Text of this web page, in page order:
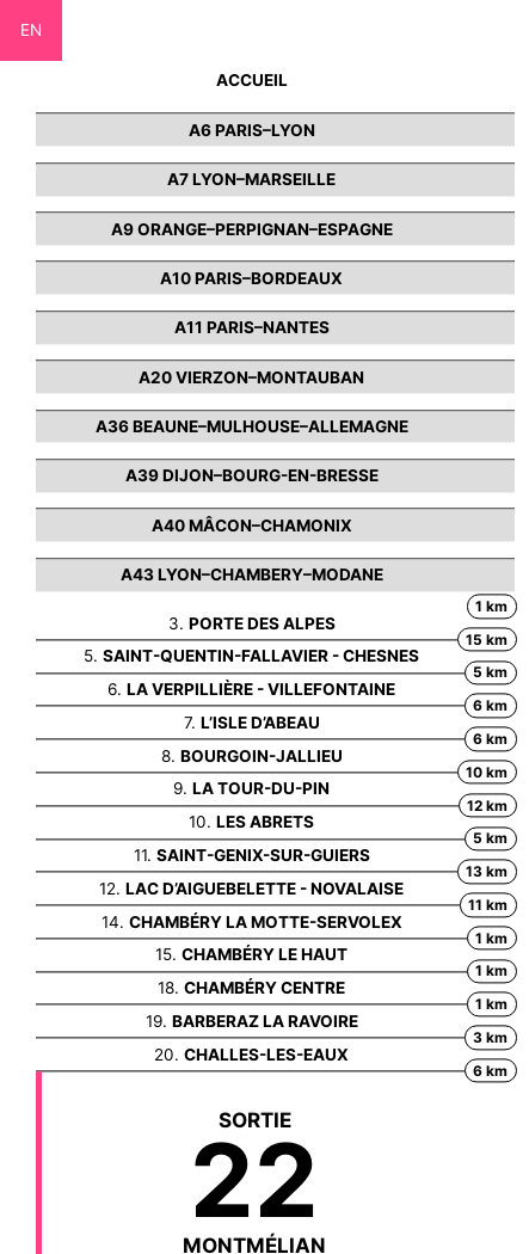
EN
ACCUEIL
A6 PARIS–LYON
A7 LYON–MARSEILLE
A9 ORANGE–PERPIGNAN–ESPAGNE
A10 PARIS–BORDEAUX
A11 PARIS–NANTES
A20 VIERZON–MONTAUBAN
A36 BEAUNE–MULHOUSE–ALLEMAGNE
A39 DIJON–BOURG-EN-BRESSE
A40 MÂCON–CHAMONIX
A43 LYON–CHAMBERY–MODANE
1 km
3. PORTE DES ALPES
15 km
5.SAINT-QUENTIN-FALLAVIER - CHESNES
5 km
6.LA VERPILLIÈRE - VILLEFONTAINE
6 km
7. L’ISLE D’ABEAU
6 km
8. BOURGOIN-JALLIEU
10 km
9. LA TOUR-DU-PIN
12 km
10.LES ABRETS
5 km
11. SAINT-GENIX-SUR-GUIERS
13 km
12.LAC D’AIGUEBELETTE - NOVALAISE
11 km
14. CHAMBÉRY LA MOTTE-SERVOLEX
1 km
15.CHAMBÉRY LE HAUT
1 km
18.CHAMBÉRY CENTRE
1 km
19. BARBERAZ LA RAVOIRE
3 km
20.CHALLES-LES-EAUX
6 km
SORTIE
22
MONTMÉLIAN